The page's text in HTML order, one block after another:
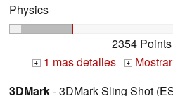
Physics
2354 Points
+ 1 mas detalles +
3DMark- 3DMark Sling Shot